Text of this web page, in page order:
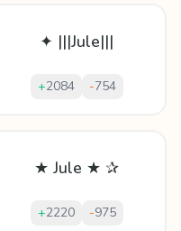
✦ |||Jule|||
+2084 -754
★ Jule ★ ✰
+2220 -975